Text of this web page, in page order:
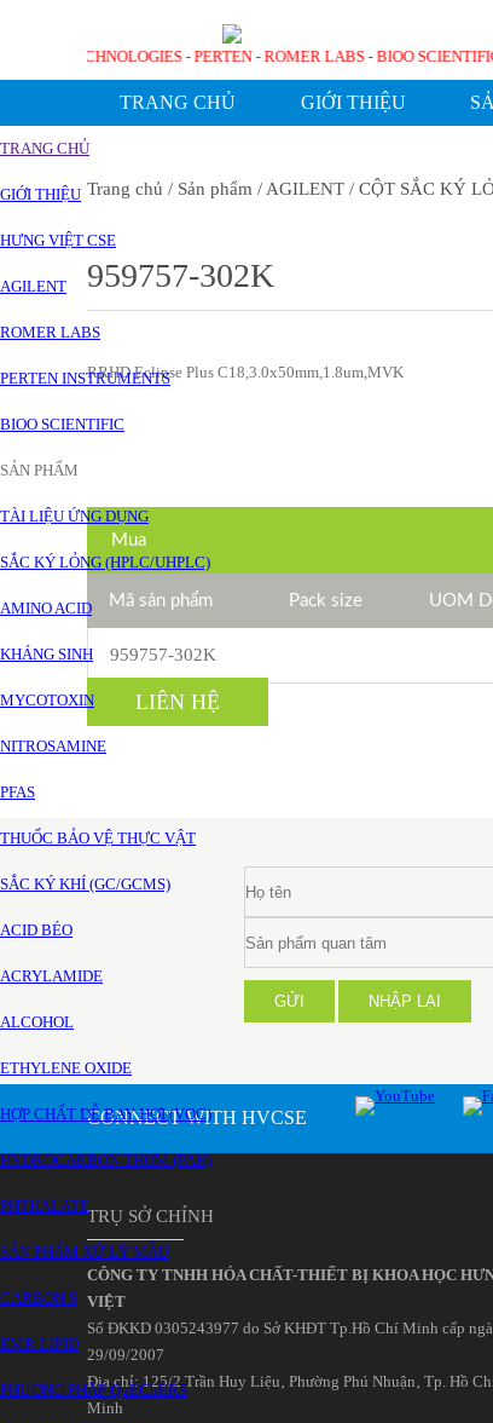
AGILENT TECHNOLOGIES - PERTEN - ROMER LABS - BIOO
TRANG CHỦ GIỚI THIỆU
TRANG CHỦ
GIỚI THIỆU
HƯNG VIỆT CSE
AGILENT
ROMER LABS
PERTEN INSTRUMENTS
BIOO SCIENTIFIC
SẢN PHẨM
TÀI LIỆU ỨNG DỤNG
SẮC KÝ LỎNG (HPLC/UHPLC)
AMINO ACID
KHÁNG SINH
MYCOTOXIN
NITROSAMINE
PFAS
THUỐC BẢO VỆ THỰC VẬT
SẮC KÝ KHÍ (GC/GCMS)
ACID BÉO
ACRYLAMIDE
ALCOHOL
ETHYLENE OXIDE
HỢP CHẤT DỄ BAY HƠI (VOC)
HYDROCARBON THƠM (PAH)
PHTHALATE
SẢN PHẨM XỬ LÝ MẪU
CARBON S
EMR-LIPID
PHƯƠNG PHÁP QuEChERS
Trang chủ / Sản phẩm / AGILENT / CỘT SẮC KÝ
959757-302K
RRHD Eclipse Plus C18,3.0x50mm,1.8um,MVK
Mua
Mã sản phẩm Pack size UOM
959757-302K
LIÊN HỆ
GỬI NHẬP LẠI
CONNECT WITH HVCSE
TRỤ SỞ CHÍNH
CÔNG TY TNHH HÓA CHẤT-THIẾT BỊ KHOA HỌC
VIỆT
Số ĐKKD 0305243977 do Sở KHĐT Tp.Hồ Chí Minh cấp
29/09/2007
Đia chỉ: 125/2 Trần Huy Liệu‚ Phường Phú Nhuận‚ Tp. Hồ
Minh